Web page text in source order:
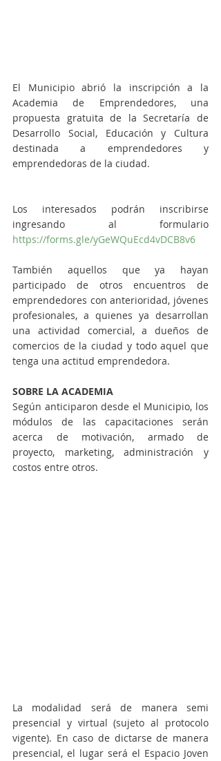
El Municipio abrió la inscripción a la
Academia de Emprendedores, una
propuesta gratuita de la Secretaría de
Desarrollo Social, Educación y Cultura
destinada a emprendedores y
emprendedoras de la ciudad.
Los interesados podrán inscribirse
https://forms.gle/yGeWQuEcd4vDCB8v6
También aquellos que ya hayan
participado de otros encuentros de
emprendedores con anterioridad, jóvenes
profesionales, a quienes ya desarrollan
una actividad comercial, a dueños de
comercios de la ciudad y todo aquel que
tenga una actitud emprendedora.
SOBRE LA ACADEMIA
Según anticiparon desde el Municipio, los
módulos de las capacitaciones serán
acerca de motivación, armado de
proyecto, marketing, administración y
costos entre otros.
La modalidad será de manera semi
presencial y virtual (sujeto al protocolo
vigente). En caso de dictarse de manera
presencial, el lugar será el Espacio Joven